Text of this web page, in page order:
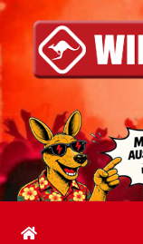
Inhalt
springen